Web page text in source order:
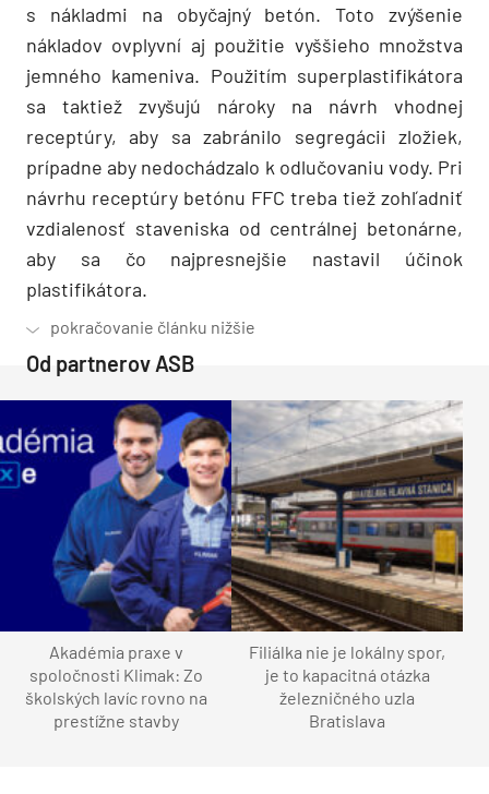
s nákladmi na obyčajný betón. Toto zvýšenie
nákladov ovplyvní aj použitie vyššieho množstva
jemného kameniva. Použitím superplastifikátora
sa taktiež zvyšujú nároky na návrh vhodnej
receptúry, aby sa zabránilo segregácii zložiek,
prípadne aby nedochádzalo k odlučovaniu vody. Pri
návrhu receptúry betónu FFC treba tiež zohľadniť
vzdialenosť staveniska od centrálnej betonárne,
aby sa čo najpresnejšie nastavil účinok
plastifikátora.
Od partnerov ASB
Akadémia praxe v
spoločnosti Klimak: Zo
školských lavíc rovno na
prestížne stavby
Filiálka nie je lokálny spor,
je to kapacitná otázka
železničného uzla
Bratislava